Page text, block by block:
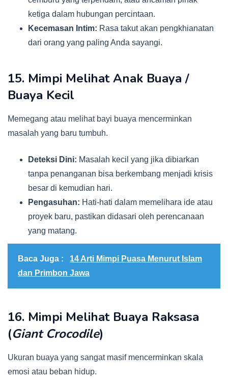
ketiga dalam hubungan percintaan.
Kecemasan Intim: Rasa takut akan pengkhianatan
dari orang yang paling Anda sayangi.
15. Mimpi Melihat Anak Buaya /
Buaya Kecil
Memegang atau melihat bayi buaya mencerminkan
masalah yang baru tumbuh.
Deteksi Dini: Masalah kecil yang jika dibiarkan
tanpa penanganan bisa berkembang menjadi krisis
besar di kemudian hari.
Pengasuhan: Hati-hati dalam memelihara ide atau
proyek baru, pastikan didasari oleh perencanaan
yang matang.
Baca Juga :
14 Arti Mimpi Puasa Menurut Islam
dan Primbon Jawa
16. Mimpi Melihat Buaya Raksasa
(Giant Crocodile)
Ukuran buaya yang sangat masif mencerminkan skala
emosi atau beban hidup.